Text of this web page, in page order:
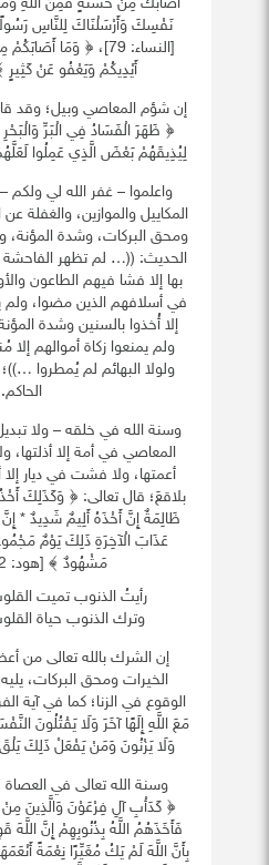
أَصَابَكَ مِنْ حَسَنَةٍ فَمِنَ اللَّهِ
نَفْسِكَ وَأَرْسَلْنَاكَ لِلنَّاسِ
[النساء: 79]، ﴿ وَمَا
أَيْدِيكُمْ وَيَعْفُو عَنْ كَثِيرٍ ﴾
إن شؤم المعاصي وبيل؛ وقد
﴿ ظَهَرَ الْفَسَادُ فِي الْبَرِّ
لِيُذِيقَهُمْ بَعْضَ الَّذِي عَمِلُوا لَعَلَّهُمْ
واعلموا – غفر الله لي ولكم
المكاييل والموازين، والغفلة
ومحق البركات، وشدة المؤنة،
الحديث: ((… لم تظهر
بها إلا فشا فيهم الطاعون
في أسلافهم الذين مضوا، ولم
إلا أُخذوا بالسنين وشدة
ولم يمنعوا زكاة أموالهم إلا
ولولا البهائم لم يُمطروا
الحاكم.
وسنة الله في خلقه – ولا
المعاصي في أمة إلا
أعمتها، ولا فشت في ديار إلا
بلاقعَ؛ قال تعالى: ﴿ وَكَذَلِكَ
ظَالِمَةٌ إِنَّ أَخْذَهُ أَلِيمٌ شَدِيدٌ *
عَذَابَ الْآخِرَةِ ذَلِكَ يَوْمٌ
مَشْهُودٌ ﴾ [هود: 102، 103].
إن الشرك بالله تعالى من
الخيرات ومحق البركات،
الوقوع في الزنا؛ كما في آية
مَعَ اللَّهِ إِلَهًا آخَرَ وَلَا يَقْتُلُونَ
وَلَا يَزْنُونَ وَمَنْ يَفْعَلْ ذَلِكَ يَلْقَ
وسنة الله تعالى في العصاة
﴿ كَدَأْبِ آلِ فِرْعَوْنَ وَالَّذِينَ مِنْ
فَأَخَذَهُمُ اللَّهُ بِذُنُوبِهِمْ إِنَّ
بِأَنَّ اللَّهَ لَمْ يَكُ مُغَيِّرًا نِعْمَةً